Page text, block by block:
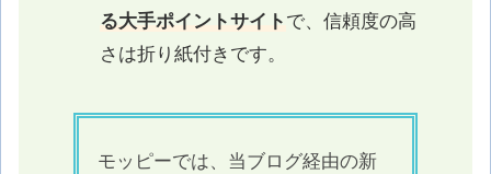
る大手ポイントサイト で、信頼度の高
さは折り紙付きです。
モッピーでは、当ブログ経由の新